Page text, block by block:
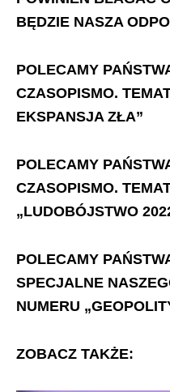
BĘDZIE NASZA
POLECAMY
CZASOPISMO.
EKSPANSJA ZŁA”
POLECAMY
CZASOPISMO.
„LUDOBÓJSTWO
POLECAMY
SPECJALNE
NUMERU
ZOBACZ TAKŻE: